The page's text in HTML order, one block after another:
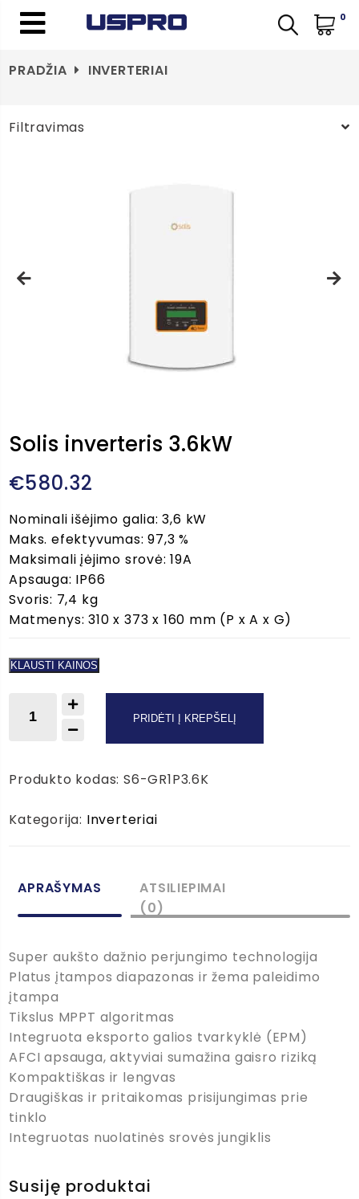
0
PRADŽIA INVERTERIAI
Filtravimas
Solis inverteris 3.6kW
€580.32
Nominali išėjimo galia: 3,6 kW
Maks. efektyvumas: 97,3 %
Maksimali įėjimo srovė: 19A
Apsauga: IP66
Svoris: 7,4 kg
Matmenys: 310 x 373 x 160 mm (P x A x G)
KLAUSTI KAINOS
produkto
kiekis:
3.6kW
PRIDĖTI Į KREPŠELĮ
Produkto kodas:S6-GR1P3.6K
Kategorija: Inverteriai
APRAŠYMAS
ATSILIEPIMAI
(0)
Super aukšto dažnio perjungimo technologija
Platus įtampos diapazonas ir žema paleidimo
įtampa
Tikslus MPPT algoritmas
Integruota eksporto galios tvarkyklė (EPM)
AFCI apsauga, aktyviai sumažina gaisro riziką
Kompaktiškas ir lengvas
Draugiškas ir pritaikomas prisijungimas prie
tinklo
Integruotas nuolatinės srovės jungiklis
Susiję produktai